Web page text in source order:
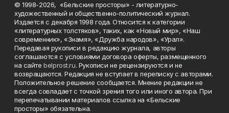
© 1998-2026, «Бельские просторы» - литературно-
художественный и общественно-политический журнал.
Издается с декабря 1998 года. Относится к категории
«литературных толстяков», таких, как «Новый мир», «Наш
современник», «Знамя», «Дружба народов», «Урал».
Передавая рукописи в редакцию журнала, авторы
соглашаются с условиями договора оферты, размещенного
на сайтеbelprost.ru. Рукописи не рецензируются и не
возвращаются. Редакция не вступает в переписку с авторами.
Положительное решение сообщается. Мнение редакции не
всегда совпадает с точкой зрения того или иного автора. При
перепечатывании материалов ссылка на «Бельские
просторы» обязательна.